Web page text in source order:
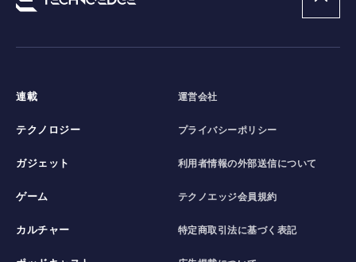
連載
テクノロジー
ガジェット
ゲーム
カルチャー
運営会社
プライバシーポリシー
利用者情報の外部送信について
テクノエッジ会員規約
特定商取引法に基づく表記